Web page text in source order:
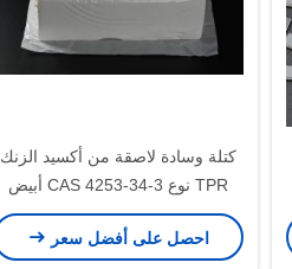
كتلة وسادة لاصقة من أكسيد الزنك
TPR نوع CAS 4253-34-3 أبيض
احصل على أفضل سعر